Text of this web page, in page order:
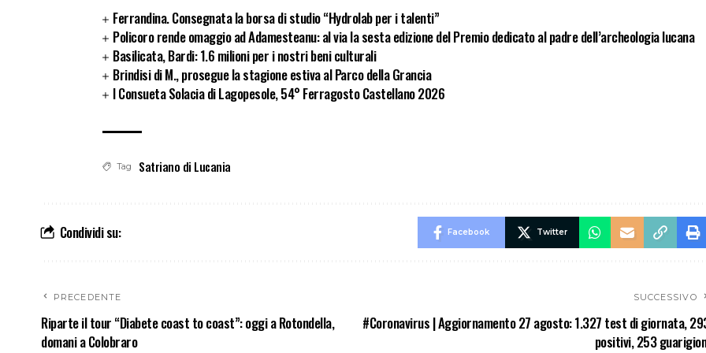
Ferrandina. Consegnata la borsa di studio “Hydrolab per i talenti”
Policoro rende omaggio ad Adamesteanu: al via la sesta edizione del Premio dedicato al padre dell’archeologia lucana
Basilicata, Bardi: 1.6 milioni per i nostri beni culturali
Brindisi di M., prosegue la stagione estiva al Parco della Grancia
I Consueta Solacia di Lagopesole, 54° Ferragosto Castellano 2026
Tag Satriano di Lucania
Condividi su: Facebook Twitter
PRECEDENTE
Riparte il tour “Diabete coast to coast”: oggi a Rotondella,
domani a Colobraro
SUCCESSIVO
#Coronavirus | Aggiornamento 27 agosto: 1.327 test di giornata,
positivi, 253